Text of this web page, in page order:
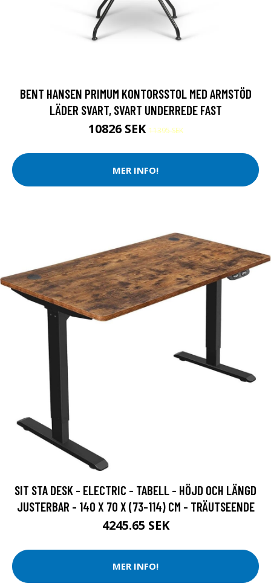
BENT HANSEN PRIMUM KONTORSSTOL MED ARMSTÖD
LÄDER SVART, SVART UNDERREDE FAST
10826 SEK11395 SEK
MER INFO!
SIT STA DESK - ELECTRIC - TABELL - HÖJD OCH LÄNGD
JUSTERBAR - 140 X 70 X (73-114) CM - TRÄUTSEENDE
4245.65 SEK
MER INFO!